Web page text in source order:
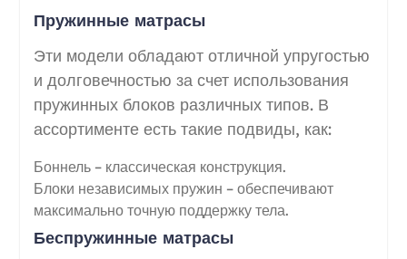
Пружинные матрасы
Эти модели обладают отличной упругостью
и долговечностью за счет использования
пружинных блоков различных типов. В
ассортименте есть такие подвиды, как:
Боннель – классическая конструкция.
Блоки независимых пружин – обеспечивают
максимально точную поддержку тела.
Беспружинные матрасы